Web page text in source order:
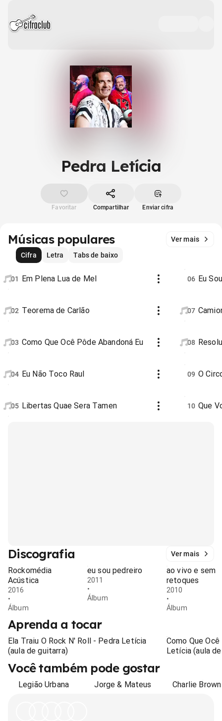
Pedra Letícia
Favoritar Compartilhar Enviar cifra
Músicas populares
Ver mais
Cifra
Letra Tabs de baixo
01 Em Plena Lua de Mel
02 Teorema de Carlão
03 Como Que Ocê Pôde Abandoná Eu
04 Eu Não Toco Raul
05 Libertas Quae Sera Tamen
06 Eu
07
08
09 O
10 Que
Discografia Ver mais
Rockomédia
Acústica
2016
•
Álbum
eu sou pedreiro
2011
•
Álbum
ao vivo e sem
retoques
2010
•
Álbum
Aprenda a tocar
Ela Traiu O Rock N' Roll - Pedra Letícia
(aula de guitarra)
Como Que
Letícia (aula
Você também pode gostar
Legião Urbana Jorge & Mateus Charlie